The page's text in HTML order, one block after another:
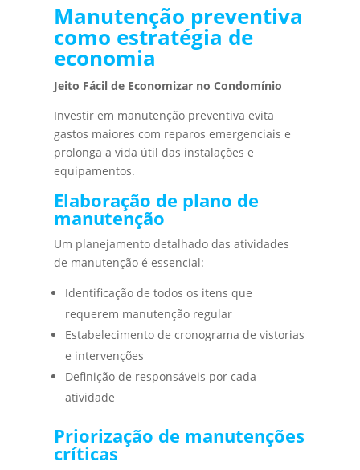
Manutenção preventiva
como estratégia de
economia
Jeito Fácil de Economizar no Condomínio
Investir em manutenção preventiva evita
gastos maiores com reparos emergenciais e
prolonga a vida útil das instalações e
equipamentos.
Elaboração de plano de
manutenção
Um planejamento detalhado das atividades
de manutenção é essencial:
Identificação de todos os itens que
requerem manutenção regular
Estabelecimento de cronograma de vistorias
e intervenções
Definição de responsáveis por cada
atividade
Priorização de manutenções
críticas